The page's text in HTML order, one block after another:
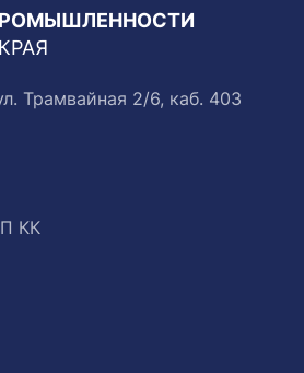
Трамвайная 2/6, каб. 403
КК